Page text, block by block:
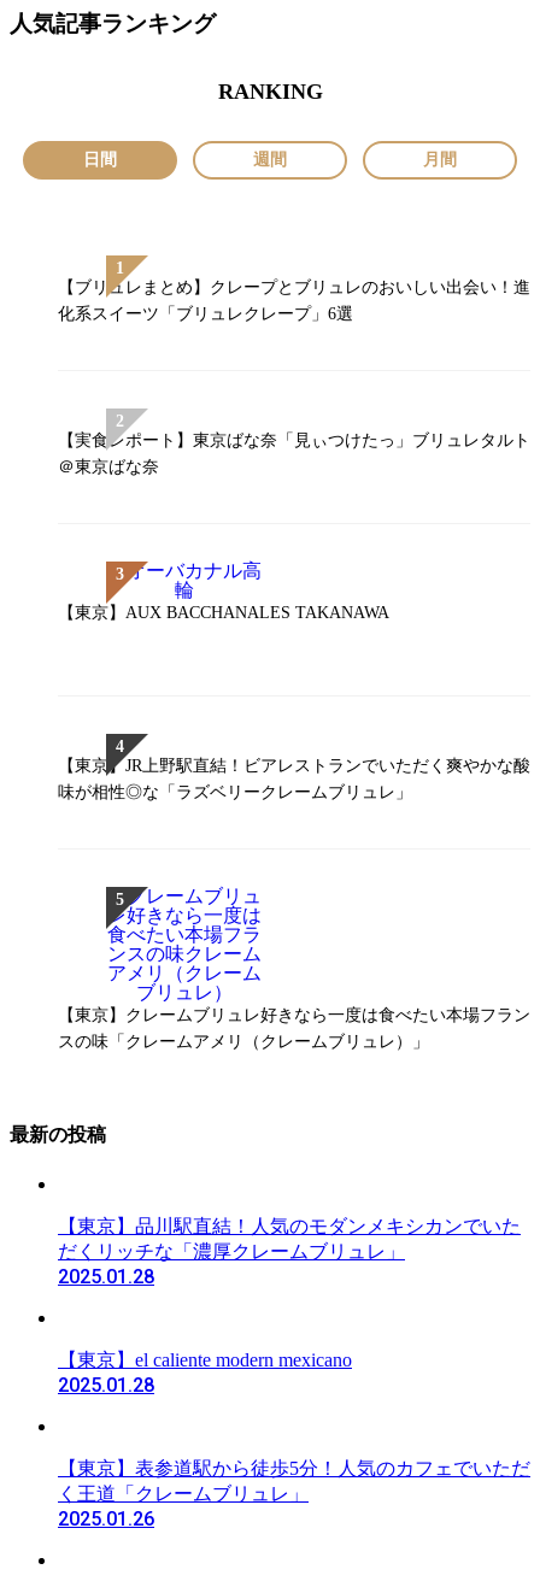
人気記事ランキング
RANKING
日間 週間 月間
【ブリュレまとめ】クレープとブリュレのおいしい出会い！進
化系スイーツ「ブリュレクレープ」6選
【実食レポート】東京ばな奈「見ぃつけたっ」ブリュレタルト
＠東京ばな奈
【東京】AUX BACCHANALES TAKANAWA
【東京】JR上野駅直結！ビアレストランでいただく爽やかな酸
味が相性◎な「ラズベリークレームブリュレ」
【東京】クレームブリュレ好きなら一度は食べたい本場フラン
スの味「クレームアメリ（クレームブリュレ）」
最新の投稿
【東京】品川駅直結！人気のモダンメキシカンでいた
だくリッチな「濃厚クレームブリュレ」
2025.01.28
【東京】el caliente modern mexicano
2025.01.28
【東京】表参道駅から徒歩5分！人気のカフェでいただ
く王道「クレームブリュレ」
2025.01.26